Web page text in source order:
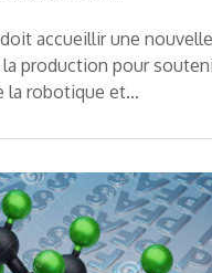
accueillir une
production pour
la robotique et…